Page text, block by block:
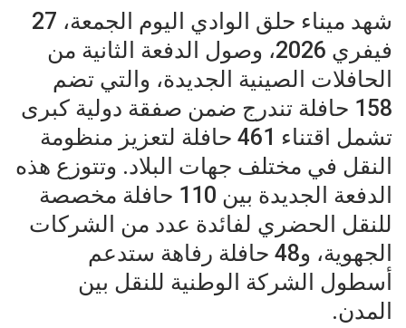
شهد ميناء حلق الوادي اليوم الجمعة، 27
فيفري 2026، وصول الدفعة الثانية من
الحافلات الصينية الجديدة، والتي تضم
158 حافلة تندرج ضمن صفقة دولية كبرى
تشمل اقتناء 461 حافلة لتعزيز منظومة
النقل في مختلف جهات البلاد. وتتوزع هذه
الدفعة الجديدة بين 110 حافلة مخصصة
للنقل الحضري لفائدة عدد من الشركات
الجهوية، و48 حافلة رفاهة ستدعم
أسطول الشركة الوطنية للنقل بين
المدن.